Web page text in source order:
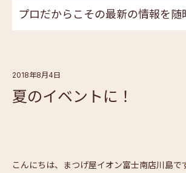
プロだからこその最新の情報を随
2018年8月4日
夏のイベントに！
こんにちは、まつげ屋イオン富士南店川島で